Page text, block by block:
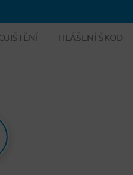
HLÁŠENÍ ŠKOD